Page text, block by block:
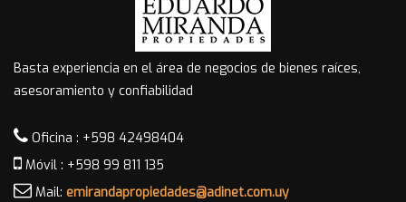
Basta experiencia en el área de negocios de bienes raíces,
asesoramiento y confiabilidad
Oficina : +598 42498404
Móvil : +598 99 811 135
Mail: emirandapropiedades@adinet.com.uy